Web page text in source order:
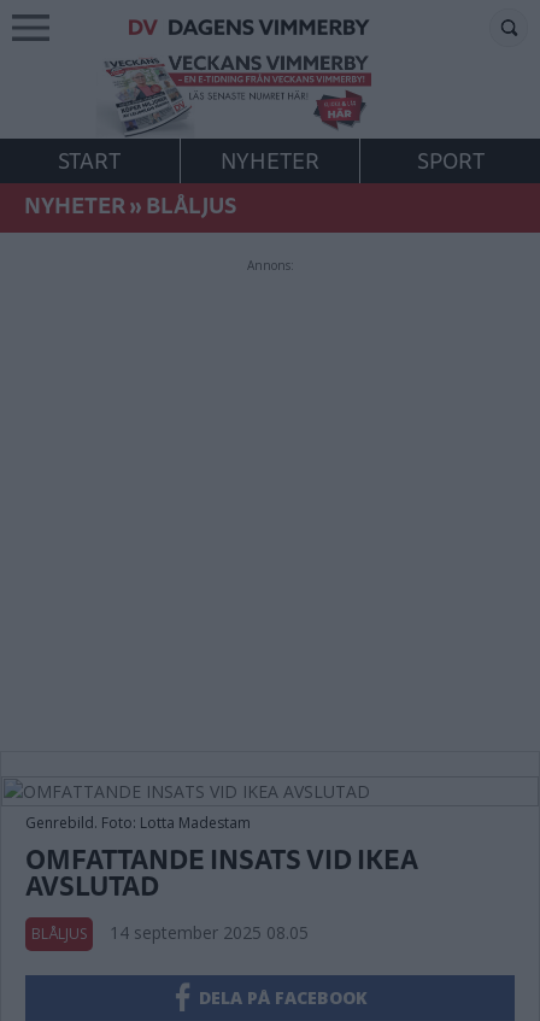
START NYHETER
SPORT
NYHETER»BLÅLJUS
Annons:
Genrebild. Foto: Lotta Madestam
OMFATTANDE INSATS VID IKEA
AVSLUTAD
BLÅLJUS 14 september 2025 08.05
DELA PÅ FACEBOOK